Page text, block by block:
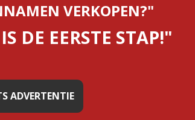
VERKOPEN?"
DE EERSTE STAP!"
ADVERTENTIE